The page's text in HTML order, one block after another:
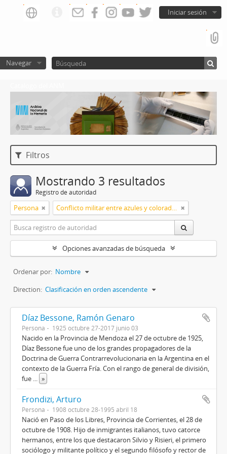
Iniciar sesión
Navegar
Filtros
Mostrando 3 resultados
Registro de autoridad
Persona Conflicto militar entre azules y colorados
Opciones avanzadas de búsqueda
Ordenar por: Nombre
Direction: Clasificación en orden ascendente
Díaz Bessone, Ramón Genaro
Persona 1925 octubre 27-2017 junio 03
Nacido en la Provincia de Mendoza el 27 de octubre de 1925,
Díaz Bessone fue uno de los grandes propagadores de la
Doctrina de Guerra Contrarrevolucionaria en la Argentina en el
contexto de la Guerra Fría. Con el rango de general de división,
fue ... »
Frondizi, Arturo
Persona 1908 octubre 28-1995 abril 18
Nació en Paso de los Libres, Provincia de Corrientes, el 28 de
octubre de 1908. Hijo de inmigrantes italianos, tuvo catorce
hermanos, entre los que destacaron Silvio y Risieri, el primero
sociólogo y militante político y el segundo filósofo y rector de